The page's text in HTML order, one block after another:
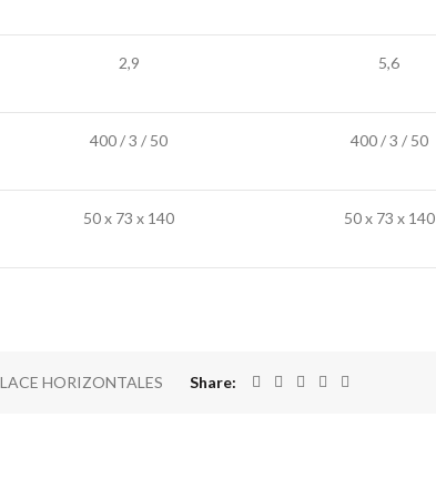
2,9 5,6
400 / 3 / 50 400 / 3 / 50
50 x 73 x 140 50 x 73 x 140
HORIZONTALES Share